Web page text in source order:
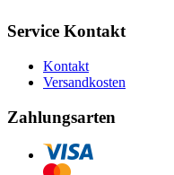
Service Kontakt
Kontakt
Versandkosten
Zahlungsarten